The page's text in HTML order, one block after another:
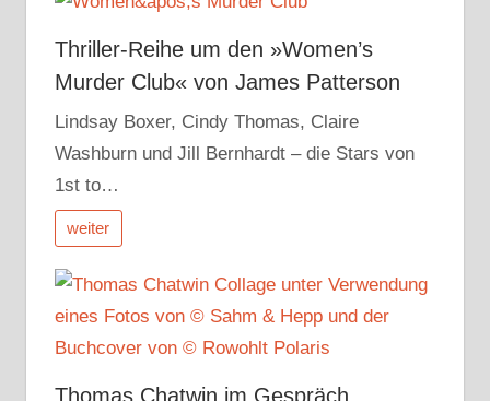
Thriller-Reihe um den »Women’s
Murder Club« von James Patterson
Lindsay Boxer, Cindy Thomas, Claire
Washburn und Jill Bernhardt – die Stars von
1st to…
weiter
Thomas Chatwin im Gespräch